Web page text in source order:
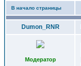
В начало страницы
Dumon_RNR
Модератор